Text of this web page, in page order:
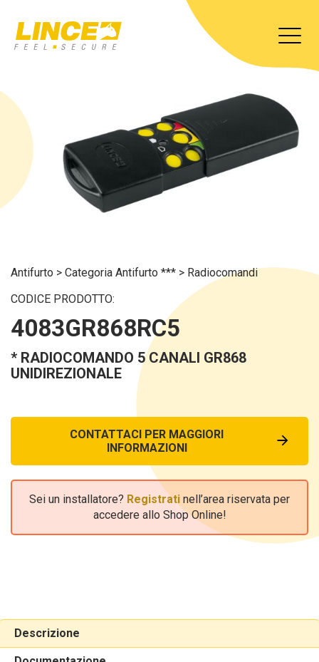
Antifurto > Categoria Antifurto *** > Radiocomandi
CODICE PRODOTTO:
4083GR868RC5
* RADIOCOMANDO 5 CANALI GR868
UNIDIREZIONALE
CONTATTACI PER MAGGIORI
INFORMAZIONI
Sei un installatore? Registrati nell’area riservata per
accedere allo Shop Online!
Descrizione